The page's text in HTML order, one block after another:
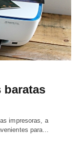
baratas
impresoras, a
para…